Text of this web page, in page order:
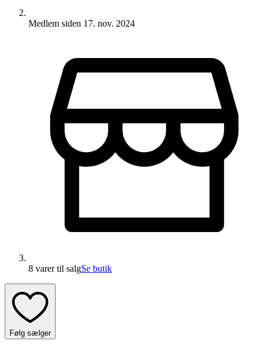
Medlem siden 17. nov. 2024
8 varertil salgSe butik
Følg sælger